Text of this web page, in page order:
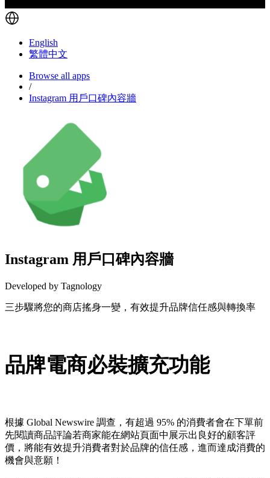
English
繁體中文
Browse all apps
/
Instagram 用戶口碑內容牆
Instagram 用戶口碑內容牆
Developed by Tagnology
三步驟將您的商店搖身一變，有效提升品牌信任感與轉換率
品牌電商必裝擴充功能
根據 Global Newswire 調查，有超過 95% 的消費者會在下單前
先閱讀商品評論若商家能在網站頁面中展示出良好的顧客評
價，將能有效提升消費者對於品牌的信任感，進而達成消費的
機會與意願！